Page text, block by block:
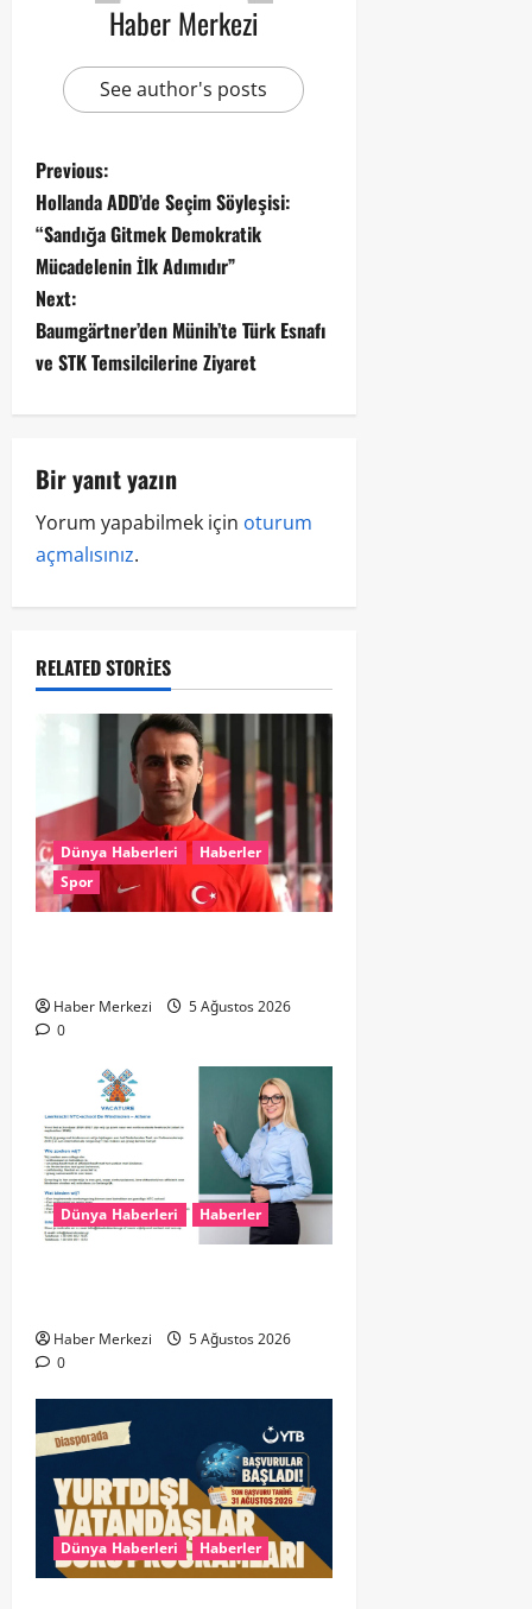
Haber Merkezi
See author's posts
Previous:
Hollanda ADD’de Seçim Söyleşisi:
“Sandığa Gitmek Demokratik
Mücadelenin İlk Adımıdır”
Next:
Baumgärtner’den Münih’te Türk Esnafı
ve STK Temsilcilerine Ziyaret
Bir yanıt yazın
Yorum yapabilmek için oturum
açmalısınız.
RELATED STORIES
Dünya Haberleri
Haberler
Spor
Haber Merkezi
5 Ağustos 2026
0
Dünya Haberleri Haberler
Haber Merkezi
5 Ağustos 2026
0
Dünya Haberleri Haberler